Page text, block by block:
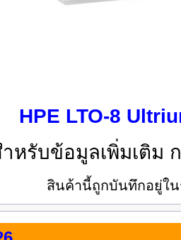
HPE LTO‑8
หรับข้อมูลเพิ่มเติม
สินค้านี้ถูกบันทึกอยู่ใน